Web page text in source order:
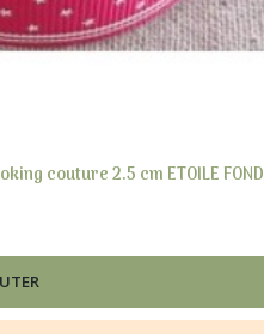
couture 2.5 cm ETOILE FOND